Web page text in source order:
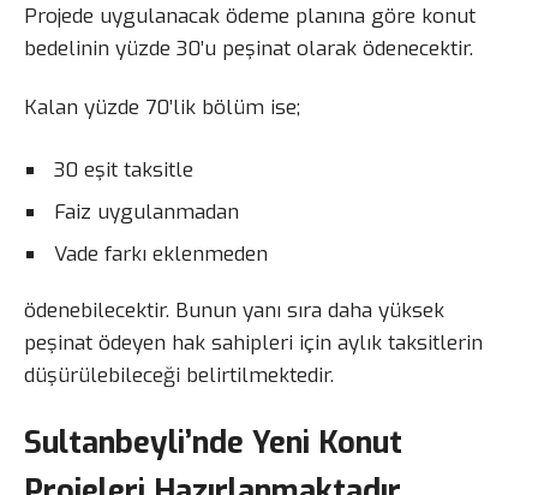
Projede uygulanacak ödeme planına göre konut
bedelinin yüzde 30’u peşinat olarak ödenecektir.
Kalan yüzde 70’lik bölüm ise;
30 eşit taksitle
Faiz uygulanmadan
Vade farkı eklenmeden
ödenebilecektir. Bunun yanı sıra daha yüksek
peşinat ödeyen hak sahipleri için aylık taksitlerin
düşürülebileceği belirtilmektedir.
Sultanbeyli’nde Yeni Konut